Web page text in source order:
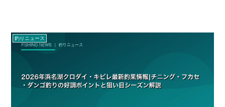
釣りニュース